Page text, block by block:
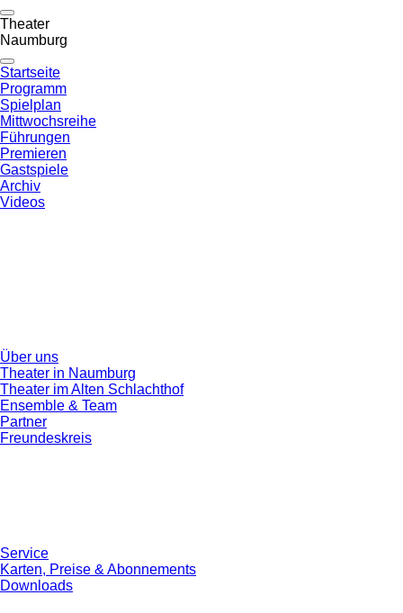
Theater
Naumburg
Startseite
Programm
Spielplan
Mittwochsreihe
Führungen
Premieren
Gastspiele
Archiv
Videos
Über uns
Theater in Naumburg
Theater im Alten Schlachthof
Ensemble & Team
Partner
Freundeskreis
Service
Karten, Preise & Abonnements
Downloads